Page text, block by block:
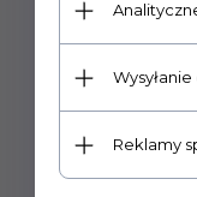
Reklamy